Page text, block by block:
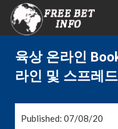
육상 온라인
라인 및 스프레드
Published: 07/08/20